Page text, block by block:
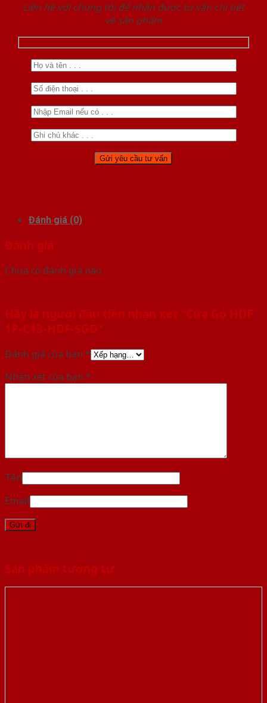
Liên hệ với chúng tôi để nhận được tư vấn chi tiết
về sản phẩm
Đánh giá (0)
Đánh giá
Chưa có đánh giá nào.
Hãy là người đầu tiên nhận xét “Cửa Gỗ HDF
1P-C13-HDF-SGD”
Đánh giá của bạn *
Nhận xét của bạn *
Tên
Email
Sản phẩm tương tự